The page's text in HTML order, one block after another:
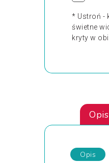
* Ustroń -
świetne
kryty w
Opis